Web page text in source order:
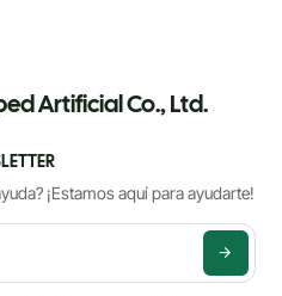
Artificial Co., Ltd.
¡Estamos aquí para ayudarte!